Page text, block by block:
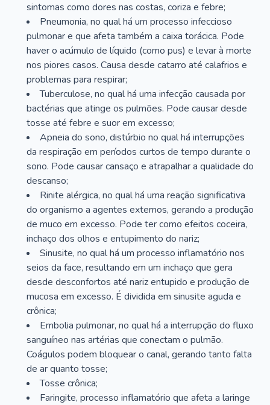
sintomas como dores nas costas, coriza e febre;
Pneumonia, no qual há um processo infeccioso
pulmonar e que afeta também a caixa torácica. Pode
haver o acúmulo de líquido (como pus) e levar à morte
nos piores casos. Causa desde catarro até calafrios e
problemas para respirar;
Tuberculose, no qual há uma infecção causada por
bactérias que atinge os pulmões. Pode causar desde
tosse até febre e suor em excesso;
Apneia do sono, distúrbio no qual há interrupções
da respiração em períodos curtos de tempo durante o
sono. Pode causar cansaço e atrapalhar a qualidade do
descanso;
Rinite alérgica, no qual há uma reação significativa
do organismo a agentes externos, gerando a produção
de muco em excesso. Pode ter como efeitos coceira,
inchaço dos olhos e entupimento do nariz;
Sinusite, no qual há um processo inflamatório nos
seios da face, resultando em um inchaço que gera
desde desconfortos até nariz entupido e produção de
mucosa em excesso. É dividida em sinusite aguda e
crônica;
Embolia pulmonar, no qual há a interrupção do fluxo
sanguíneo nas artérias que conectam o pulmão.
Coágulos podem bloquear o canal, gerando tanto falta
de ar quanto tosse;
Tosse crônica;
Faringite, processo inflamatório que afeta a laringe